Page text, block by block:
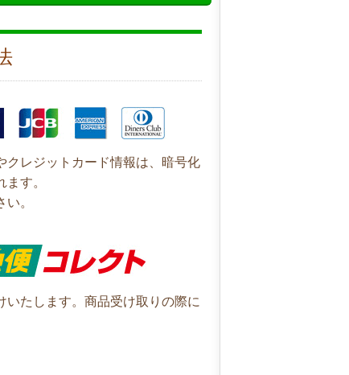
クレジットカード情報は、暗号化
す。
。
いたします。商品受け取りの際に